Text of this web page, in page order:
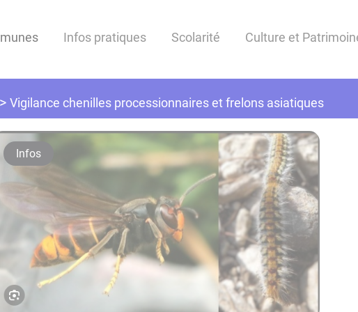
Infos pratiques Scolarité Culture et
Vigilance chenilles processionnaires et frelons asiatiques
Infos